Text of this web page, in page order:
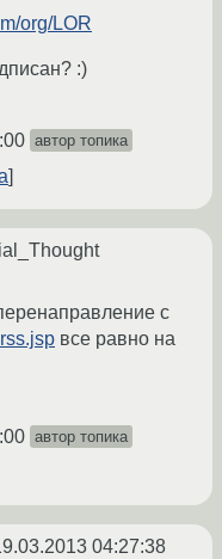
org/LOR
:)
автор топика
с
все равно на
автор топика
04:27:38